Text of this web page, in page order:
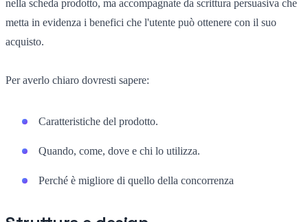
nella scheda prodotto, ma accompagnate da scrittura persuasiva che
metta in evidenza i benefici che l'utente può ottenere con il suo
acquisto.
Per averlo chiaro dovresti sapere:
Caratteristiche del prodotto.
Quando, come, dove e chi lo utilizza.
Perché è migliore di quello della concorrenza